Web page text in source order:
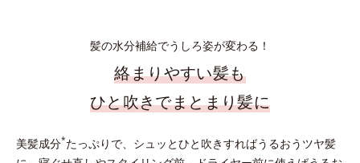
髪の水分補給でうしろ姿が変わる！
絡まりやすい髪も
ひと吹きでまとまり髪に
美髪成分*たっぷりで、シュッとひと吹きすればうるおうツヤ髪